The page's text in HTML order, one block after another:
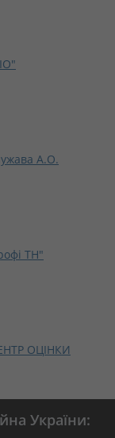
А.О.
ТН"
ОЦІНКИ
України: